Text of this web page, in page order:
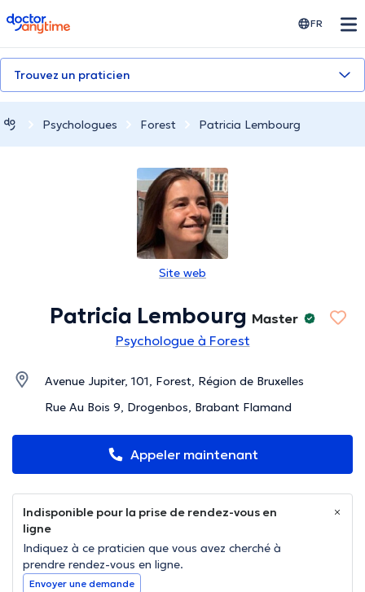
doctoranytime FR
Trouvez un praticien
Psychologues Forest Patricia Lembourg
Site web
Patricia Lembourg Master
Psychologue à Forest
Avenue Jupiter, 101, Forest, Région de Bruxelles
Rue Au Bois 9, Drogenbos, Brabant Flamand
Appeler maintenant
Indisponible pour la prise de rendez-vous en
ligne
Indiquez à ce praticien que vous avez cherché à
prendre rendez-vous en ligne.
Envoyer une demande